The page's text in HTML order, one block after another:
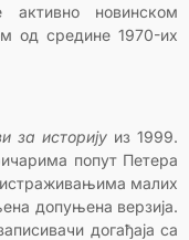
новинском
од средине 1970-их
за историјуиз 1999.
попут Петера
истраживањима малих
допуњена верзија.
догађаја са